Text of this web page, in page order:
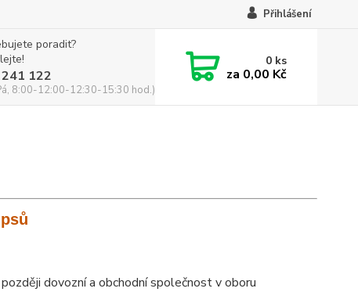
Přihlášení
poradit?
122
8:00-12:00-12:30-15:30 hod.)
0 ks
za 0,00 Kč
dovozní a obchodní společnost v oboru